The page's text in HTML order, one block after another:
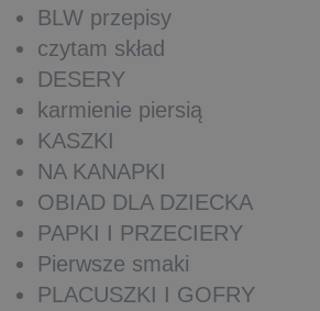
BLW przepisy
czytam skład
DESERY
karmienie piersią
KASZKI
NA KANAPKI
OBIAD DLA DZIECKA
PAPKI I PRZECIERY
Pierwsze smaki
PLACUSZKI I GOFRY